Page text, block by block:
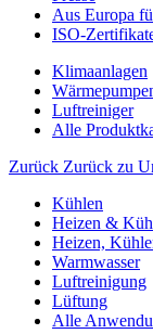
Aus Europa
ISO-
Klimaanlagen
Luftreiniger
Alle
Zurück Zurück zu
Kühlen
Heizen &
Heizen,
Warmwasser
Luftreinigung
Lüftung
Alle